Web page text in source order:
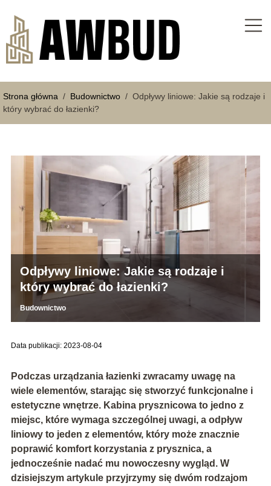
Strona główna / Budownictwo / Odpływy liniowe: Jakie są rodzaje i
który wybrać do łazienki?
Odpływy liniowe: Jakie są rodzaje i
który wybrać do łazienki?
Budownictwo
Data publikacji: 2023-08-04
Podczas urządzania łazienki zwracamy uwagę na
wiele elementów, starając się stworzyć funkcjonalne i
estetyczne wnętrze. Kabina prysznicowa to jedno z
miejsc, które wymaga szczególnej uwagi, a odpływ
liniowy to jeden z elementów, który może znacznie
poprawić komfort korzystania z prysznica, a
jednocześnie nadać mu nowoczesny wygląd. W
dzisiejszym artykule przyjrzymy się dwóm rodzajom